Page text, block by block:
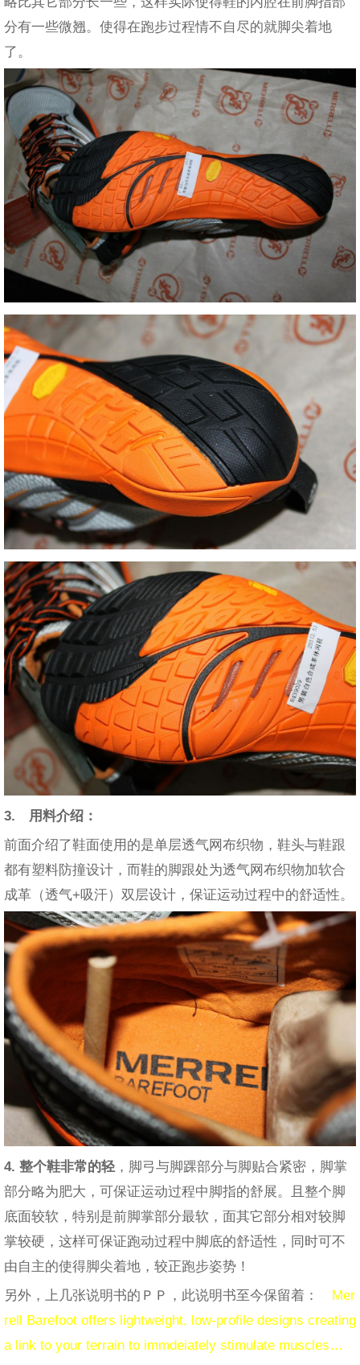
分有一些微翘。使得在跑步过程情不自尽的就脚尖着地
了。
3. 用料介绍：
前面介绍了鞋面使用的是单层透气网布织物，鞋头与鞋跟
都有塑料防撞设计，而鞋的脚跟处为透气网布织物加软合
成革（透气+吸汗）双层设计，保证运动过程中的舒适性。
4. 整个鞋非常的轻 ，脚弓与脚踝部分与脚贴合紧密，脚掌
部分略为肥大，可保证运动过程中脚指的舒展。且整个脚
底面较软，特别是前脚掌部分最软，面其它部分相对较脚
掌较硬，这样可保证跑动过程中脚底的舒适性，同时可不
由自主的使得脚尖着地，较正跑步姿势！
另外，上几张说明书的ＰＰ，此说明书至今保留着： Mer
rell Barefoot offers lightweight, low-profile designs creating
a link to your terrain to immdeiately stimulate muscles…